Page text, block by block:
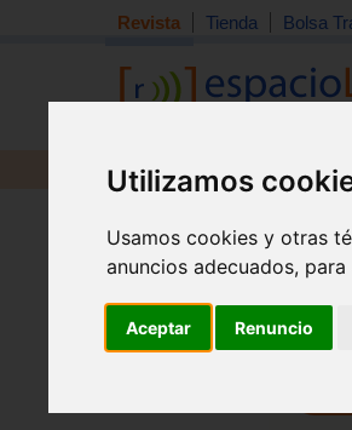
Utilizamos
Usamos cookies y otras
anuncios adecuados,
Aceptar Renuncio
Revista Tienda Bolsa
Revista Libros
Inicio> Revista